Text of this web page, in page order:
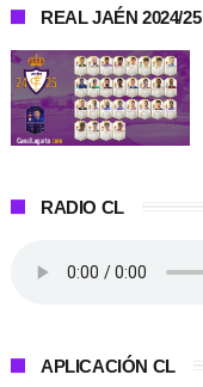
REAL JAÉN 2024/25
RADIO CL
APLICACIÓN CL